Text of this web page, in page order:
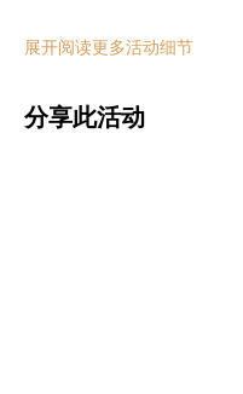
展开阅读更多活动细节
分享此活动